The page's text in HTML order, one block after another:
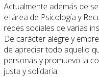
Actualmente además de
el área de Psicología y
redes sociales de varias
De carácter alegre y
de apreciar todo aquello
personas y promuevo la
justa y solidaria.